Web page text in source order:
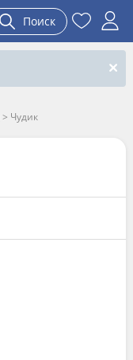
Поиск
> Чудик